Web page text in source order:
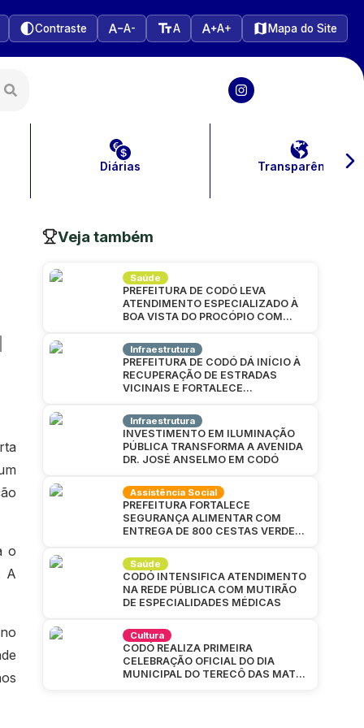
Contraste A- A A+ Mapa do Site
Diárias Transparência
o
A
Veja também
Saúde
PREFEITURA DE CODÓ LEVA
ATENDIMENTO ESPECIALIZADO À
BOA VISTA DO PROCÓPIO COM
Infraestrutura
PREFEITURA DE CODÓ DÁ INÍCIO À
RECUPERAÇÃO DE ESTRADAS
VICINAIS E FORTALECE
Infraestrutura
INVESTIMENTO EM ILUMINAÇÃO
PÚBLICA TRANSFORMA A AVENIDA
DR. JOSÉ ANSELMO EM CODÓ
Assistência Social
PREFEITURA FORTALECE
SEGURANÇA ALIMENTAR COM
ENTREGA DE 800 CESTAS VERDES
Saúde
CODÓ INTENSIFICA ATENDIMENTO
NA REDE PÚBLICA COM MUTIRÃO
DE ESPECIALIDADES MÉDICAS
Cultura
CODÓ REALIZA PRIMEIRA
CELEBRAÇÃO OFICIAL DO DIA
MUNICIPAL DO TERECÔ DAS MATAS